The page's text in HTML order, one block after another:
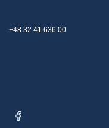
+48 32 41 636 00